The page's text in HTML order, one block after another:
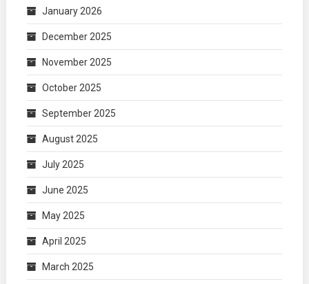
January 2026
December 2025
November 2025
October 2025
September 2025
August 2025
July 2025
June 2025
May 2025
April 2025
March 2025